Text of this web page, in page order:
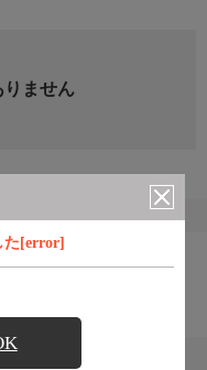
た[error]
りません